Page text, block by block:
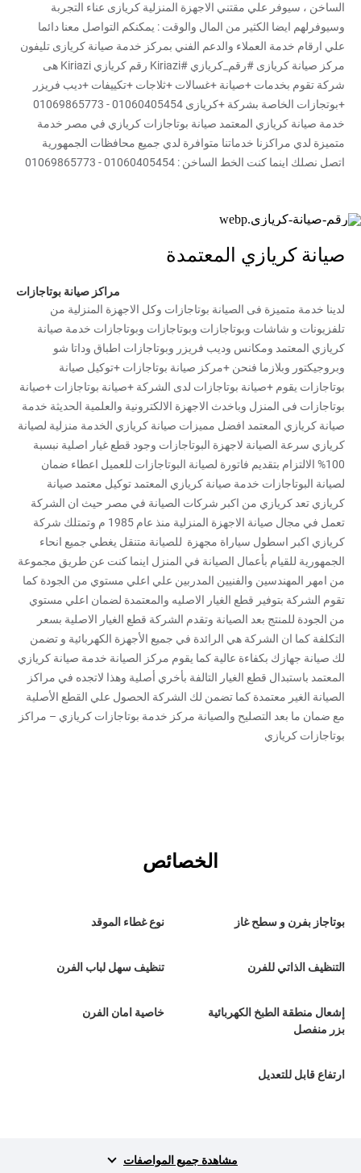
الساخن ، سيوفر علي مقتني الاجهزة المنزلية كريازى عناء التجربة
وسيوفرلهم ايضا الكثير من المال والوقت : يمكنكم التواصل معنا دائما
علي ارقام خدمة العملاء والدعم الفني بمركز خدمة صيانة كريازى تليفون
مركز صيانة كريازى #رقم_كريازي #Kiriazi رقم كريازي Kiriazi هى
شركة تقوم بخدمات +صيانة +غسالات +ثلاجات +تكييفات +ديب فريزر
+بوتجازات الخاصة بشركة +كريازى 01060405454 - 01069865773
خدمة صيانة كريازي المعتمد صيانة بوتاجازات كريازي في مصر خدمة
متميزة لدي مراكزنا خدماتنا متوافرة لدي جميع محافظات الجمهورية
اتصل نصلك اينما كنت الخط الساخن : 01060405454 - 01069865773
صيانة كريازي المعتمدة
مراكز صيانة بوتاجازات
لدينا خدمة متميزة فى الصيانة بوتاجازات وكل الاجهزة المنزلية من
تلفزيونات و شاشات وبوتاجازات وبوتاجازات وبوتاجازات خدمة صيانة
كريازي المعتمد ومكانس وديب فريزر وبوتاجازات اطباق وداتا شو
وبروجيكتور وبلازما فنحن +مركز صيانة بوتاجازات +توكيل صيانة
بوتاجازات يقوم +صيانة بوتاجازات لدى الشركة +صيانة بوتاجازات +صيانة
بوتاجازات فى المنزل وباخدث الاجهزة الالكترونية والعلمية الحديثة خدمة
صيانة كريازي المعتمد افضل مميزات صيانة كريازي الخدمة منزلية لصيانة
كريازي سرعة الصيانة لاجهزة البوتاجازات وجود قطع غيار اصلية نبسبة
100% الالتزام بتقديم فاتورة لصيانة البوتاجازات للعميل اعطاء ضمان
لصيانة البوتاجازات خدمة صيانة كريازي المعتمد توكيل معتمد صيانة
كريازي تعد كريازي من اكبر شركات الصيانة في مصر حيث ان الشركة
تعمل في مجال صيانة الاجهزة المنزلية منذ عام 1985 م وتمتلك شركة
كريازي اكبر اسطول سياراة مجهزة للصيانة متنقل يغطي جميع انحاء
الجمهورية للقيام بأعمال الصيانة في المنزل اينما كنت عن طريق مجموعة
من امهر المهندسين والفنيين المدربين علي اعلي مستوي من الجودة كما
تقوم الشركة بتوفير قطع الغيار الاصليه والمعتمدة لضمان اعلي مستوي
من الجودة للمنتج بعد الصيانة وتقدم الشركة قطع الغيار الاصلية بسعر
التكلفة كما ان الشركة هي الرائدة في جميع الأجهزة الكهربائية و تضمن
لك صيانة جهازك بكفاءة عالية كما يقوم مركز الصيانة خدمة صيانة كريازي
المعتمد باستبدال قطع الغيار التالفة بأخري أصلية وهذا لاتجده في مراكز
الصيانة الغير معتمدة كما تضمن لك الشركة الحصول علي القطع الأصلية
مع ضمان ما بعد التصليح والصيانة مركز خدمة بوتاجازات كريازي – مراكز
بوتاجازات كريازي
الخصائص
بوتاجاز بفرن و سطح غاز نوع غطاء الموقد
التنظيف الذاتي للفرن تنظيف سهل لباب الفرن
إشعال منطقة الطبخ الكهربائية
بزر منفصل
خاصية امان الفرن
ارتفاع قابل للتعديل
مشاهدة جميع المواصفات